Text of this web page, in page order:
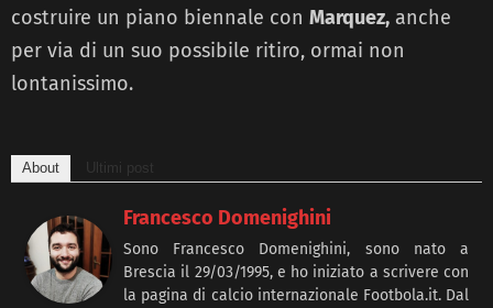
costruire un piano biennale con Marquez, anche
per via di un suo possibile ritiro, ormai non
lontanissimo.
About Ultimi post
Francesco Domenighini
Sono Francesco Domenighini, sono nato a
Brescia il 29/03/1995, e ho iniziato a scrivere con
la pagina di calcio internazionale Footbola.it. Dal